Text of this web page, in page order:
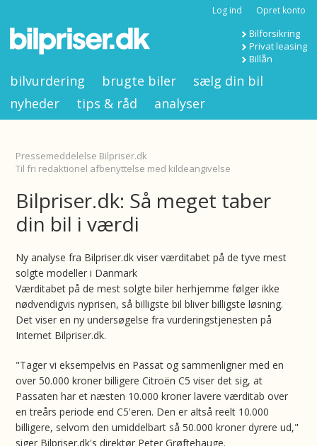
Log ind Opret konto
Bilforsikring
Privat leasing
Billån
bilvurdering brugte biler
sælg din bil
nyheder
tips & råd analyser
Pressemeddelelse Bilpriser.dk
Til fri redaktionel afbenyttelse med kildeangivelse
Bilpriser.dk: Så meget taber
din bil i værdi
Ny analyse fra Bilpriser.dk viser værditabet på de tyve mest
solgte modeller i Danmark
Værditabet på de mest solgte biler herhjemme følger ikke
nødvendigvis nyprisen, så billigste bil bliver billigste løsning.
Det viser en ny undersøgelse fra vurderingstjenesten på
Internet Bilpriser.dk.
"Tager vi eksempelvis en Passat og sammenligner med en
over 50.000 kroner billigere Citroën C5 viser det sig, at
Passaten har et næsten 10.000 kroner lavere værditab over
en treårs periode end C5'eren. Den er altså reelt 10.000
billigere, selvom den umiddelbart så 50.000 kroner dyrere ud,"
siger Bilpriser.dk's direktør Peter Grøftehauge.